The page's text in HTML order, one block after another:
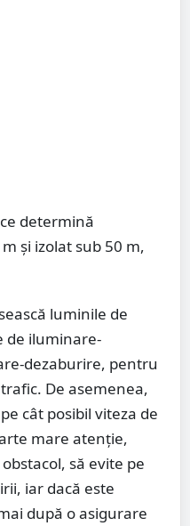
determină
și izolat sub 50 m,
luminile de
de iluminare-
dezaburire, pentru
De asemenea,
cât posibil viteza de
mare atenţie,
să evite pe
iar dacă este
după o asigurare